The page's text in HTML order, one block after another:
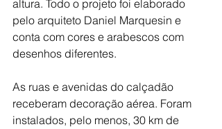
altura. Todo o projeto foi elaborado
pelo arquiteto Daniel Marquesin e
conta com cores e arabescos com
desenhos diferentes.
As ruas e avenidas do calçadão
receberam decoração aérea. Foram
instalados, pelo menos, 30 km de